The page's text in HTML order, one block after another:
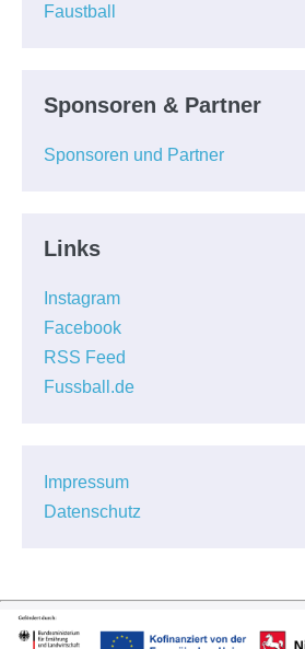
Faustball
Sponsoren & Partner
Sponsoren und Partner
Links
Instagram
Facebook
RSS Feed
Fussball.de
Impressum
Datenschutz